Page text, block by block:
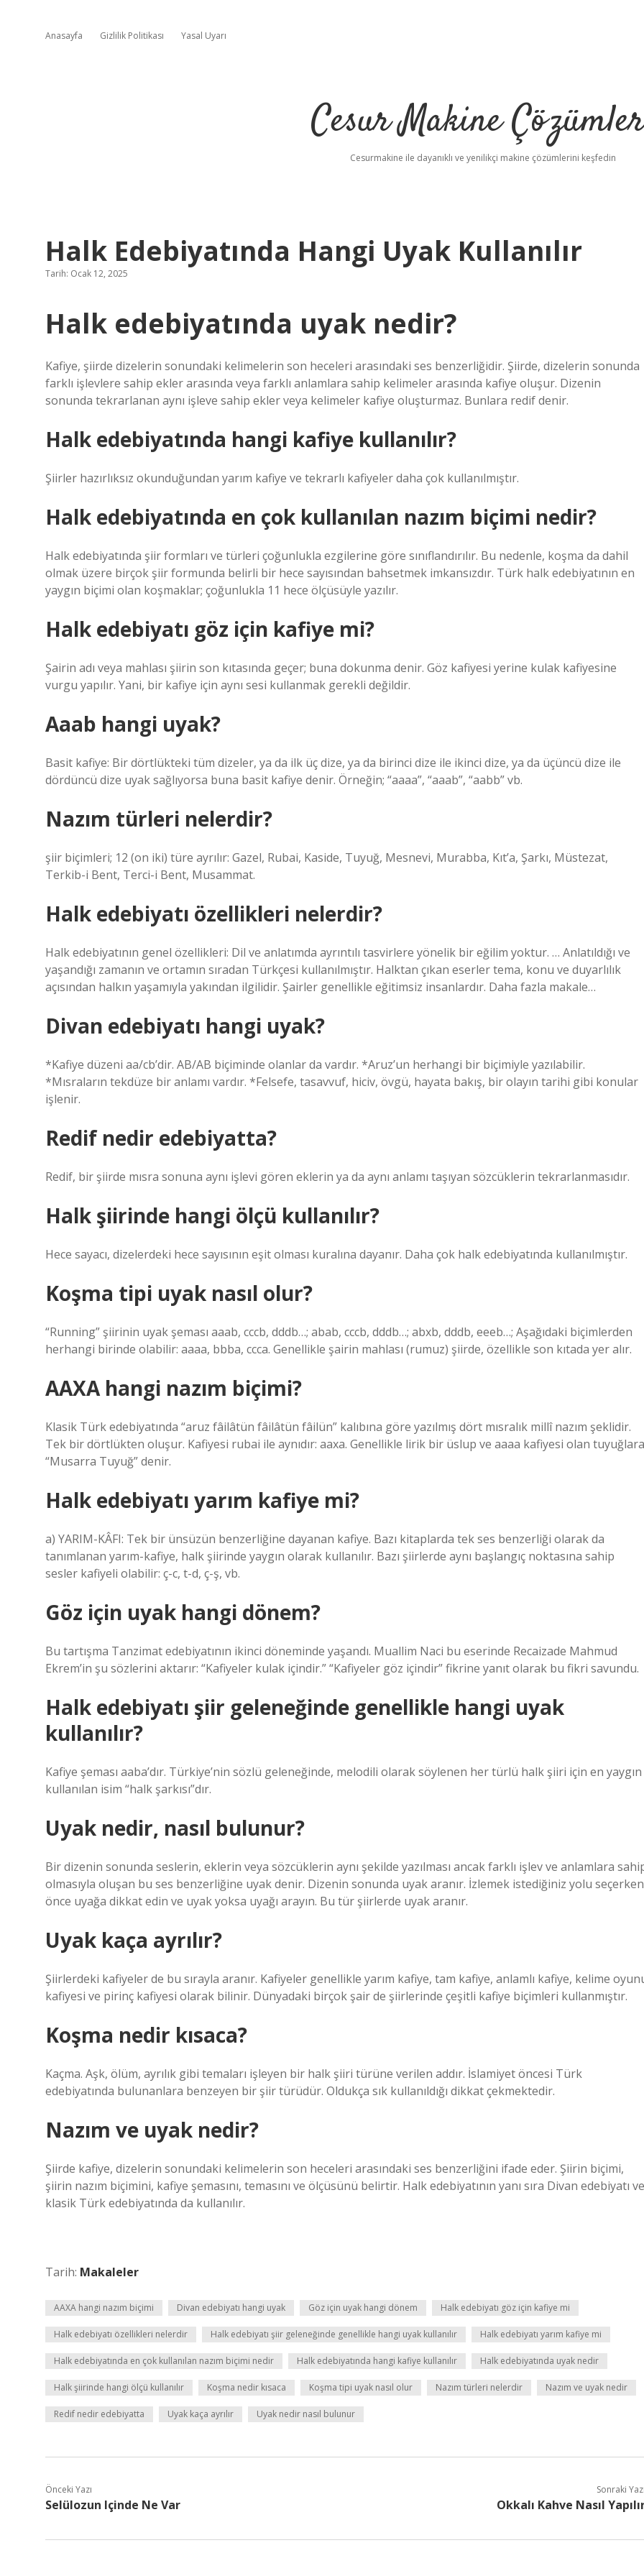
Anasayfa Gizlilik Politikası Yasal Uyarı
Cesur Makine
Cesurmakine ile dayanıklı ve yenilikçi makine çözümlerini keşfedin
Halk Edebiyatında Hangi Uyak Kullanılır
Tarih: Ocak 12, 2025
Halk edebiyatında uyak nedir?
Kafiye, şiirde dizelerin sonundaki kelimelerin son heceleri arasındaki ses benzerliğidir. Şiirde, dizelerin sonunda
farklı işlevlere sahip ekler arasında veya farklı anlamlara sahip kelimeler arasında kafiye oluşur. Dizenin
sonunda tekrarlanan aynı işleve sahip ekler veya kelimeler kafiye oluşturmaz. Bunlara redif denir.
Halk edebiyatında hangi kafiye kullanılır?
Şiirler hazırlıksız okunduğundan yarım kafiye ve tekrarlı kafiyeler daha çok kullanılmıştır.
Halk edebiyatında en çok kullanılan nazım biçimi nedir?
Halk edebiyatında şiir formları ve türleri çoğunlukla ezgilerine göre sınıflandırılır. Bu nedenle, koşma da dahil
olmak üzere birçok şiir formunda belirli bir hece sayısından bahsetmek imkansızdır. Türk halk edebiyatının en
yaygın biçimi olan koşmaklar; çoğunlukla 11 hece ölçüsüyle yazılır.
Halk edebiyatı göz için kafiye mi?
Şairin adı veya mahlası şiirin son kıtasında geçer; buna dokunma denir. Göz kafiyesi yerine kulak kafiyesine
vurgu yapılır. Yani, bir kafiye için aynı sesi kullanmak gerekli değildir.
Aaab hangi uyak?
Basit kafiye: Bir dörtlükteki tüm dizeler, ya da ilk üç dize, ya da birinci dize ile ikinci dize, ya da üçüncü dize ile
dördüncü dize uyak sağlıyorsa buna basit kafiye denir. Örneğin; “aaaa”, “aaab”, “aabb” vb.
Nazım türleri nelerdir?
şiir biçimleri; 12 (on iki) türe ayrılır: Gazel, Rubai, Kaside, Tuyuğ, Mesnevi, Murabba, Kıt’a, Şarkı, Müstezat,
Terkib-i Bent, Terci-i Bent, Musammat.
Halk edebiyatı özellikleri nelerdir?
Halk edebiyatının genel özellikleri: Dil ve anlatımda ayrıntılı tasvirlere yönelik bir eğilim yoktur. … Anlatıldığı ve
yaşandığı zamanın ve ortamın sıradan Türkçesi kullanılmıştır. Halktan çıkan eserler tema, konu ve duyarlılık
açısından halkın yaşamıyla yakından ilgilidir. Şairler genellikle eğitimsiz insanlardır. Daha fazla makale…
Divan edebiyatı hangi uyak?
*Kafiye düzeni aa/cb’dir. AB/AB biçiminde olanlar da vardır. *Aruz’un herhangi bir biçimiyle yazılabilir.
*Mısraların tekdüze bir anlamı vardır. *Felsefe, tasavvuf, hiciv, övgü, hayata bakış, bir olayın tarihi gibi konular
işlenir.
Redif nedir edebiyatta?
Redif, bir şiirde mısra sonuna aynı işlevi gören eklerin ya da aynı anlamı taşıyan sözcüklerin tekrarlanmasıdır.
Halk şiirinde hangi ölçü kullanılır?
Hece sayacı, dizelerdeki hece sayısının eşit olması kuralına dayanır. Daha çok halk edebiyatında kullanılmıştır.
Koşma tipi uyak nasıl olur?
“Running” şiirinin uyak şeması aaab, cccb, dddb…; abab, cccb, dddb…; abxb, dddb, eeeb…; Aşağıdaki biçimlerden
herhangi birinde olabilir: aaaa, bbba, ccca. Genellikle şairin mahlası (rumuz) şiirde, özellikle son kıtada yer alır.
AAXA hangi nazım biçimi?
Klasik Türk edebiyatında “aruz fâilâtün fâilâtün fâilün” kalıbına göre yazılmış dört mısralık millî nazım şeklidir.
Tek bir dörtlükten oluşur. Kafiyesi rubai ile aynıdır: aaxa. Genellikle lirik bir üslup ve aaaa kafiyesi olan tuyuğlara
“Musarra Tuyuğ” denir.
Halk edebiyatı yarım kafiye mi?
a) YARIM-KÂFI: Tek bir ünsüzün benzerliğine dayanan kafiye. Bazı kitaplarda tek ses benzerliği olarak da
tanımlanan yarım-kafiye, halk şiirinde yaygın olarak kullanılır. Bazı şiirlerde aynı başlangıç ​​noktasına sahip
sesler kafiyeli olabilir: ç-c, t-d, ç-ş, vb.
Göz için uyak hangi dönem?
Bu tartışma Tanzimat edebiyatının ikinci döneminde yaşandı. Muallim Naci bu eserinde Recaizade Mahmud
Ekrem’in şu sözlerini aktarır: “Kafiyeler kulak içindir.” “Kafiyeler göz içindir” fikrine yanıt olarak bu fikri savundu.
Halk edebiyatı şiir geleneğinde genellikle hangi uyak
kullanılır?
Kafiye şeması aaba’dır. Türkiye’nin sözlü geleneğinde, melodili olarak söylenen her türlü halk şiiri için en yaygın
kullanılan isim “halk şarkısı”dır.
Uyak nedir, nasıl bulunur?
Bir dizenin sonunda seslerin, eklerin veya sözcüklerin aynı şekilde yazılması ancak farklı işlev ve anlamlara
olmasıyla oluşan bu ses benzerliğine uyak denir. Dizenin sonunda uyak aranır. İzlemek istediğiniz yolu seçerken
önce uyağa dikkat edin ve uyak yoksa uyağı arayın. Bu tür şiirlerde uyak aranır.
Uyak kaça ayrılır?
Şiirlerdeki kafiyeler de bu sırayla aranır. Kafiyeler genellikle yarım kafiye, tam kafiye, anlamlı kafiye, kelime
kafiyesi ve pirinç kafiyesi olarak bilinir. Dünyadaki birçok şair de şiirlerinde çeşitli kafiye biçimleri kullanmıştır.
Koşma nedir kısaca?
Kaçma. Aşk, ölüm, ayrılık gibi temaları işleyen bir halk şiiri türüne verilen addır. İslamiyet öncesi Türk
edebiyatında bulunanlara benzeyen bir şiir türüdür. Oldukça sık kullanıldığı dikkat çekmektedir.
Nazım ve uyak nedir?
Şiirde kafiye, dizelerin sonundaki kelimelerin son heceleri arasındaki ses benzerliğini ifade eder. Şiirin biçimi,
şiirin nazım biçimini, kafiye şemasını, temasını ve ölçüsünü belirtir. Halk edebiyatının yanı sıra Divan edebiyatı ve
klasik Türk edebiyatında da kullanılır.
Tarih: Makaleler
AAXA hangi nazım biçimi Divan edebiyatı hangi uyak Göz için uyak hangi dönem Halk edebiyatı göz için kafiye mi
Halk edebiyatı özellikleri nelerdir Halk edebiyatı şiir geleneğinde genellikle hangi uyak kullanılır Halk edebiyatı yarım kafiye mi
Halk edebiyatında en çok kullanılan nazım biçimi nedir Halk edebiyatında hangi kafiye kullanılır Halk edebiyatında uyak nedir
Halk şiirinde hangi ölçü kullanılır Koşma nedir kısaca Koşma tipi uyak nasıl olur Nazım türleri nelerdir Nazım ve uyak nedir
Redif nedir edebiyatta Uyak kaça ayrılır Uyak nedir nasıl bulunur
Önceki Yazı
Selülozun Içinde Ne Var
Sonraki
Okkalı Kahve Nasıl